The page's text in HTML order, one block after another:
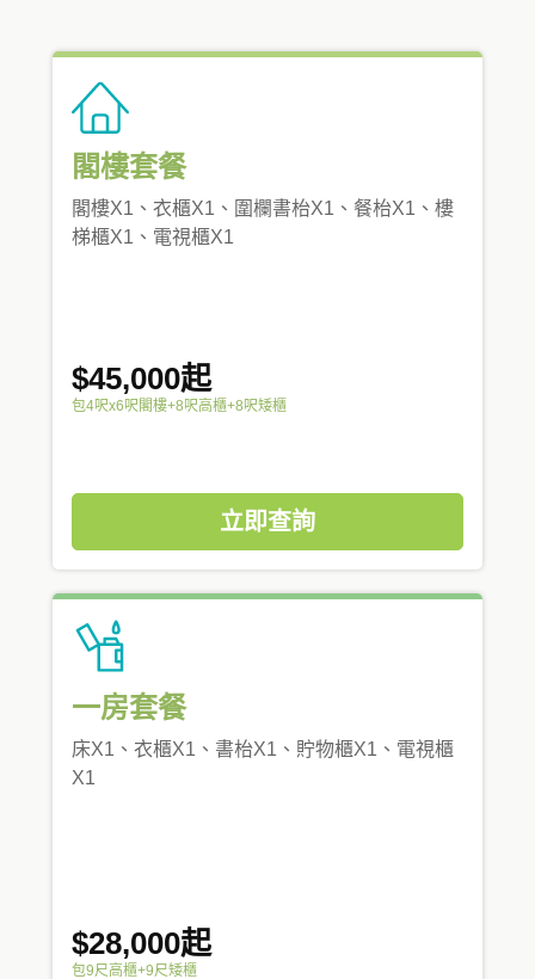
閣樓套餐
閣樓X1、衣櫃X1、圍欄書枱X1、餐枱X1、樓
梯櫃X1、電視櫃X1
$45,000起
包4呎x6呎閣樓+8呎高櫃+8呎矮櫃
立即查詢
一房套餐
床X1、衣櫃X1、書枱X1、貯物櫃X1、電視櫃
X1
$28,000起
包9尺高櫃+9尺矮櫃